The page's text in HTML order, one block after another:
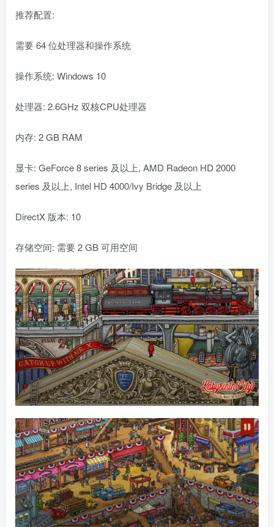
推荐配置:
需要 64 位处理器和操作系统
操作系统: Windows 10
处理器: 2.6GHz 双核CPU处理器
内存: 2 GB RAM
显卡: GeForce 8 series 及以上, AMD Radeon HD 2000
series 及以上, Intel HD 4000/Ivy Bridge 及以上
DirectX 版本: 10
存储空间: 需要 2 GB 可用空间